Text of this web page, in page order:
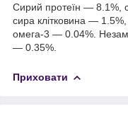
Сирий протеїн — 8.1%,
сира клітковина —
омега-3 — 0.04%.
— 0.35%.
Приховати